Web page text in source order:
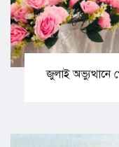
জুলাই অভ্যুত্থানে